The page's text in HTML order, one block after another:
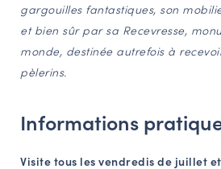
VOUS ÊTES…
Amateurs d’histoire et de patrimoine
Responsables de structures
gargouilles fantastiques, son
et bien sûr par sa Recevresse,
monde, destinée autrefois à
pèlerins.
Informations
Visite tous les vendredis de juillet